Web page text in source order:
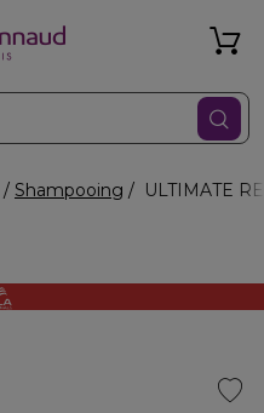
Shampooing ULTIMATE